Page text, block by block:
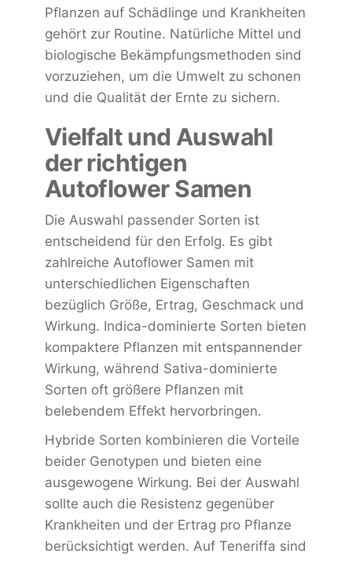
Pflanzen auf Schädlinge und Krankheiten
gehört zur Routine. Natürliche Mittel und
biologische Bekämpfungsmethoden sind
vorzuziehen, um die Umwelt zu schonen
und die Qualität der Ernte zu sichern.
Vielfalt und Auswahl
der richtigen
Autoflower Samen
Die Auswahl passender Sorten ist
entscheidend für den Erfolg. Es gibt
zahlreiche Autoflower Samen mit
unterschiedlichen Eigenschaften
bezüglich Größe, Ertrag, Geschmack und
Wirkung. Indica-dominierte Sorten bieten
kompaktere Pflanzen mit entspannender
Wirkung, während Sativa-dominierte
Sorten oft größere Pflanzen mit
belebendem Effekt hervorbringen.
Hybride Sorten kombinieren die Vorteile
beider Genotypen und bieten eine
ausgewogene Wirkung. Bei der Auswahl
sollte auch die Resistenz gegenüber
Krankheiten und der Ertrag pro Pflanze
berücksichtigt werden. Auf Teneriffa sind